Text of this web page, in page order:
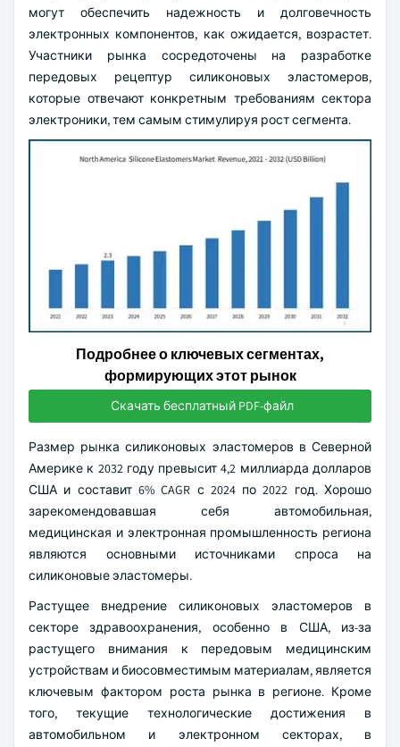
могут обеспечить надежность и долговечность
электронных компонентов, как ожидается, возрастет.
Участники рынка сосредоточены на разработке
передовых рецептур силиконовых эластомеров,
которые отвечают конкретным требованиям сектора
электроники, тем самым стимулируя рост сегмента.
Подробнее о ключевых сегментах,
формирующих этот рынок
Скачать бесплатный PDF-файл
Размер рынка силиконовых эластомеров в Северной
Америке к 2032 году превысит 4,2 миллиарда долларов
США и составит 6% CAGR с 2024 по 2022 год. Хорошо
зарекомендовавшая себя автомобильная,
медицинская и электронная промышленность региона
являются основными источниками спроса на
силиконовые эластомеры.
Растущее внедрение силиконовых эластомеров в
секторе здравоохранения, особенно в США, из-за
растущего внимания к передовым медицинским
устройствам и биосовместимым материалам, является
ключевым фактором роста рынка в регионе. Кроме
того, текущие технологические достижения в
автомобильном и электронном секторах, в